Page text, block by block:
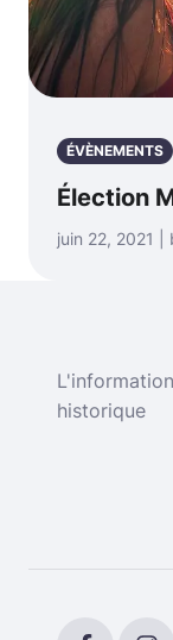
ÉVÈNEMENTS
Élection
juin 22, 2021 |
historique